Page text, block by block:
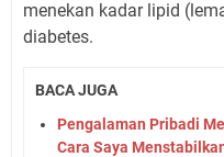
menekan kadar lipid
diabetes.
BACA JUGA
Pengalaman Pribadi
Cara Saya